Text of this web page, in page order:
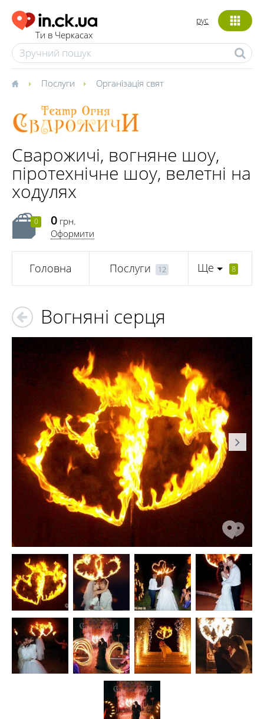
Ти в Черкасах
рус
Послуги Організація свят
Сварожичі, вогняне шоу,
піротехнічне шоу, велетні на
ходулях
0 0 грн.
Оформити
Головна Послуги 12 Ще 8
Вогняні серця